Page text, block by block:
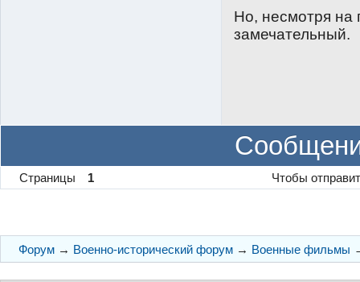
Но, несмотря на
замечательный.
Страницы 1 Чтобы
Форум → Военно-исторический форум → Военные фильмы